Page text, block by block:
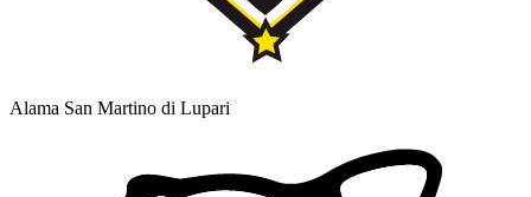
Alama San Martino di Lupari